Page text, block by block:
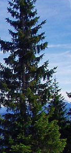
bis
bis